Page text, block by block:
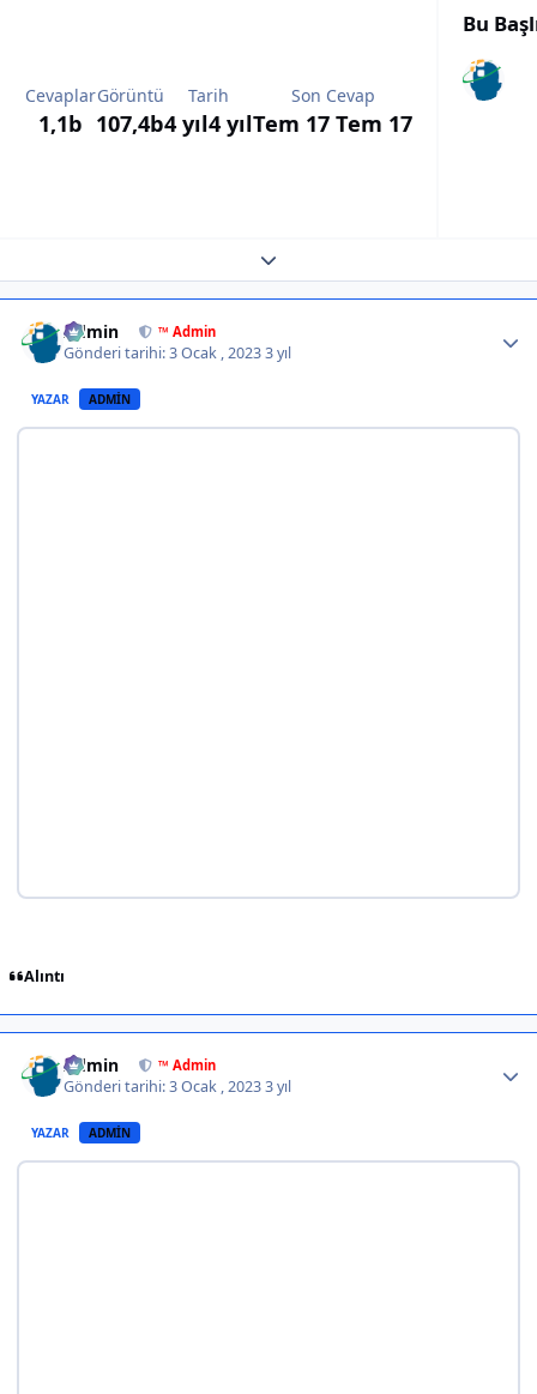
Cevaplar
1,1b
Görüntü
107,4b
Tarih
4 yıl4 yıl
Son Cevap
Tem 17 Tem 17
Bu
Expand topic overview
Admin ™ Admin
Gönderi tarihi:3 Ocak , 20233 yıl
YAZAR ADMIN
Alıntı
Admin ™ Admin
Gönderi tarihi:3 Ocak , 20233 yıl
YAZAR ADMIN